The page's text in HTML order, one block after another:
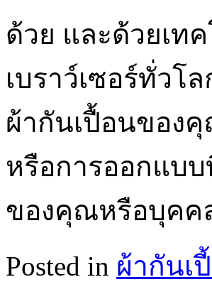
ด้วย และด้วยเท
เบราว์เซอร์ทั่ว
ผ้ากันเปื้อนของ
หรือการออกแบ
ของคุณหรือบุคค
Posted in ผ้ากันเ